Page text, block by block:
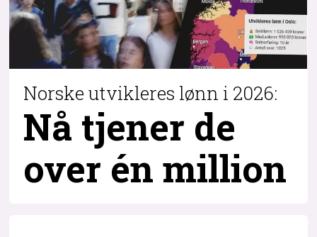
Norske utvikleres lønn i 2026:
Nå tjener de
over én million